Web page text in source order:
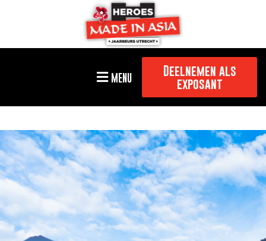
MENU
Deelnemen als
exposant